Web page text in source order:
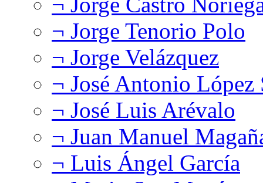
¬ Jorge Tenorio Polo
¬ Jorge Velázquez
¬ José Antonio López
¬ José Luis Arévalo
¬ Juan Manuel
¬ Luis Ángel García